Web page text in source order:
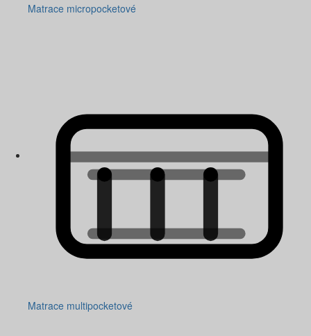
Matrace micropocketové
Matrace multipocketové